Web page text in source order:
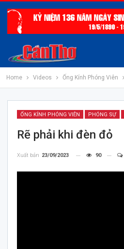
Home Videos Ống Kính Phóng Viên
ỐNG KÍNH PHÓNG VIÊN PHÓNG SỰ
Rẽ phải khi đèn đỏ
Xuất bản 23/09/2023 90